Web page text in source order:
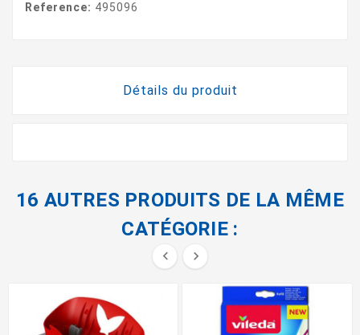
Reference: 495096
Détails du produit
16 AUTRES PRODUITS DE LA MÊME
CATÉGORIE :
 